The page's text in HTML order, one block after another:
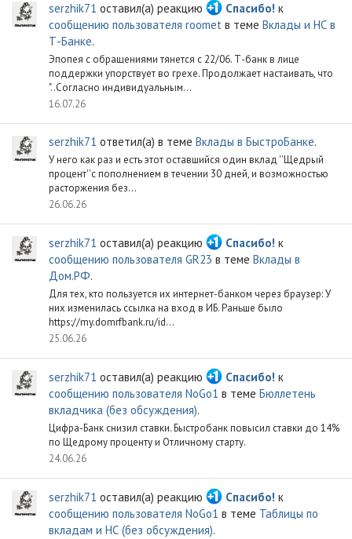
serzhik71 оставил(а) реакцию Спасибо! к
сообщению пользователя roomet в теме Вклады и НС в
Т-Банке.
Эпопея с обращениями тянется с 22/06. Т-банк в лице
поддержки упорствует во грехе. Продолжает настаивать, что
"..Согласно индивидуальным...
16.07.26
serzhik71 ответил(а) в теме Вклады в БыстроБанке.
У него как раз и есть этот оставшийся один вклад ''Щедрый
процент''с пополнением в течении 30 дней, и возможностью
расторжения без...
26.06.26
serzhik71 оставил(а) реакцию Спасибо! к
сообщению пользователя GR23 в теме Вклады в
Дом.РФ.
Для тех, кто пользуется их интернет-банком через браузер: У
них изменилась ссылка на вход в ИБ. Раньше было
https://my.domrfbank.ru/id...
25.06.26
serzhik71 оставил(а) реакцию Спасибо! к
сообщению пользователя NoGo1 в теме Бюллетень
вкладчика (без обсуждения).
Цифра-Банк снизил ставки. Быстробанк повысил ставки до 14%
по Щедрому проценту и Отличному старту.
24.06.26
serzhik71 оставил(а) реакцию Спасибо! к
сообщению пользователя NoGo1 в теме Таблицы по
вкладам и НС (без обсуждения).